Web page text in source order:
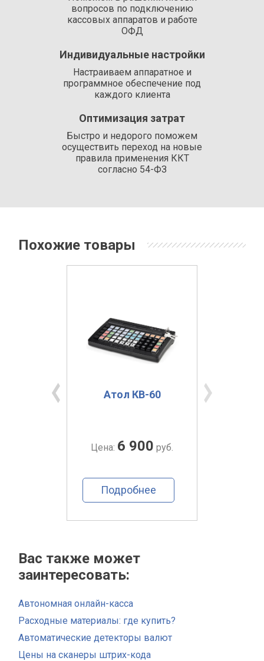
вопросов по подключению
кассовых аппаратов и работе
ОФД
Индивидуальные настройки
Настраиваем аппаратное и
программное обеспечение под
каждого клиента
Оптимизация затрат
Быстро и недорого поможем
осуществить переход на новые
правила применения ККТ
согласно 54-ФЗ
Похожие товары
Атол КВ-60
Цена: 6 900 руб.
Подробнее
Вас также может
заинтересовать:
Автономная онлайн-касса
Расходные материалы: где купить?
Автоматические детекторы валют
Цены на сканеры штрих-кода